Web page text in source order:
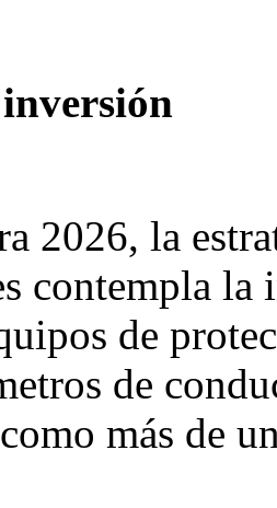
2026, la
contempla
de
de
más de